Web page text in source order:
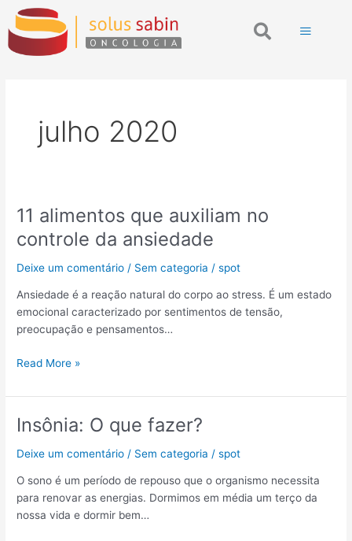
para
conteúdo
Search
julho 2020
11 alimentos que auxiliam no
controle da ansiedade
Deixe um comentário / Sem categoria /spot
Ansiedade é a reação natural do corpo ao stress. É um estado
emocional caracterizado por sentimentos de tensão,
preocupação e pensamentos…
11
que
auxiliam
controle
da
ansiedade
Read More »
Insônia: O que fazer?
Deixe um comentário / Sem categoria /spot
O sono é um período de repouso que o organismo necessita
para renovar as energias. Dormimos em média um terço da
nossa vida e dormir bem…
Insônia:
que